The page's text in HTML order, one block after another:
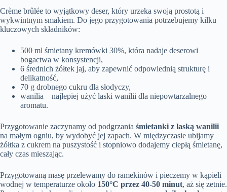
Crème brûlée to wyjątkowy deser, który urzeka swoją prostotą i
wykwintnym smakiem. Do jego przygotowania potrzebujemy kilku
kluczowych składników:
500 ml śmietany kremówki 30%, która nadaje deserowi
bogactwa w konsystencji,
6 średnich żółtek jaj, aby zapewnić odpowiednią strukturę i
delikatność,
70 g drobnego cukru dla słodyczy,
wanilia – najlepiej użyć laski wanilii dla niepowtarzalnego
aromatu.
Przygotowanie zaczynamy od podgrzania śmietanki z laską wanilii
na małym ogniu, by wydobyć jej zapach. W międzyczasie ubijamy
żółtka z cukrem na puszystość i stopniowo dodajemy ciepłą śmietanę,
cały czas mieszając.
Przygotowaną masę przelewamy do ramekinów i pieczemy w kąpieli
wodnej w temperaturze około 150°C przez 40-50 minut, aż się zetnie.